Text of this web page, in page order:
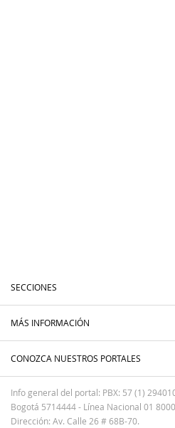
SECCIONES
MÁS INFORMACIÓN
CONOZCA NUESTROS PORTALES
Info general del portal: PBX: 57 (1)
Bogotá 5714444 - Línea Nacional 01
Dirección: Av. Calle 26 # 68B-70.